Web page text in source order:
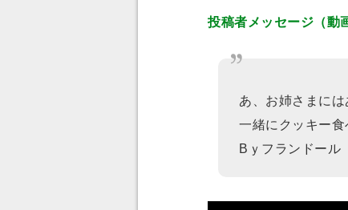
投稿者メッセージ（動
あ、お姉さまに
一緒にクッキー食
Bｙフランドール